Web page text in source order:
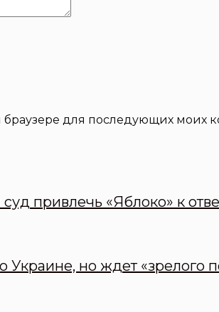
браузере для последующих моих
привлечь «Яблоко» к
но ждет «зрелого